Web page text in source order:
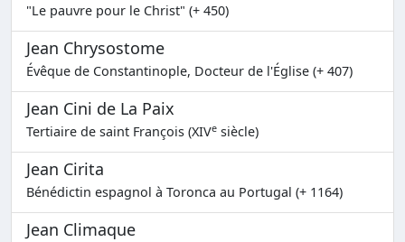
"Le pauvre pour le Christ" (+ 450)
Jean Chrysostome
Évêque de Constantinople, Docteur de l'Église (+ 407)
Jean Cini de La Paix
Tertiaire de saint François (XIVe siècle)
Jean Cirita
Bénédictin espagnol à Toronca au Portugal (+ 1164)
Jean Climaque